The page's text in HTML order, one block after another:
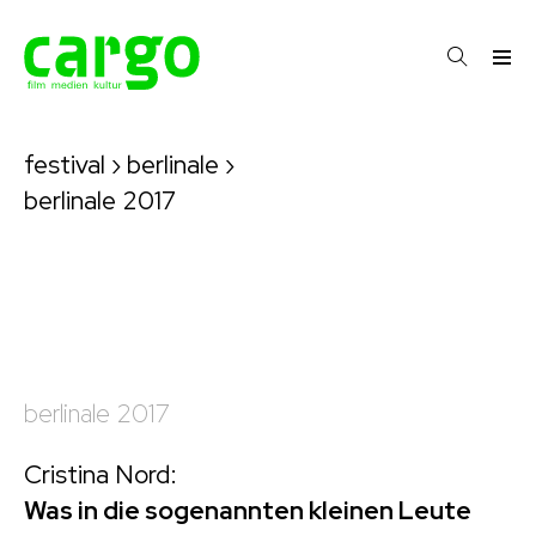
festival › berlinale ›
berlinale 2017
berlinale 2017
Cristina Nord:
Was in die sogenannten kleinen Leute